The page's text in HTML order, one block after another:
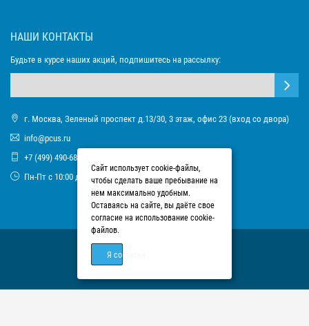
НАШИ КОНТАКТЫ
Будьте в курсе наших акций, подпишитесь на рассылку:
г. Москва, Зеленый проспект д.13/30, 3 этаж, офис 23 (вход со двора)
info@pcus.ru
+7 (499) 490-68-93
Пн-Пт с 10:00 до 17:00
Сайт использует cookie-файлы,
чтобы сделать ваше пребывание на
нем максимально удобным.
Оставаясь на сайте, вы даёте свое
согласие на использование cookie-
файлов.
Я согласен